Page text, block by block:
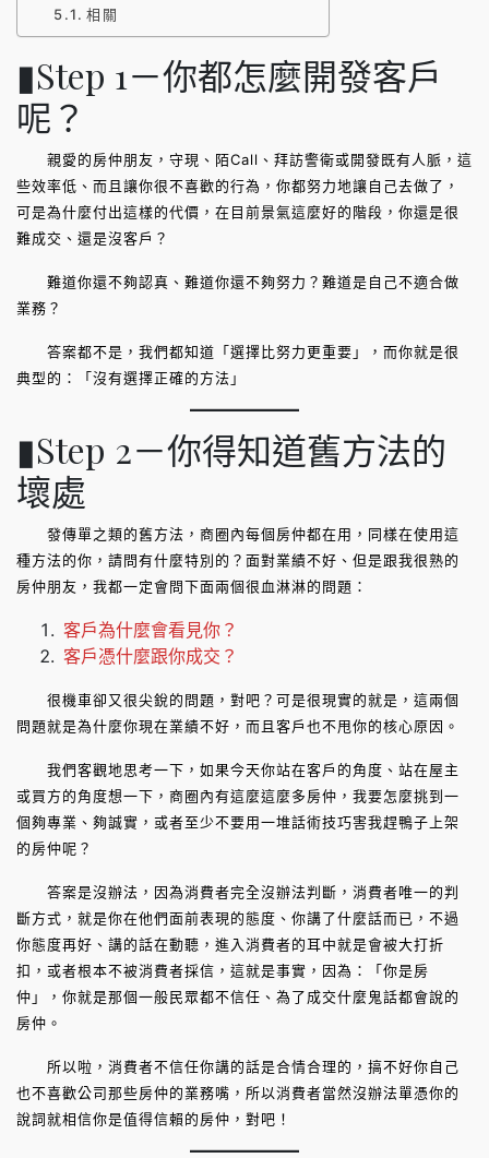
相關
▮Step 1－你都怎麼開發客戶
呢？
親愛的房仲朋友，守現、陌Call、拜訪警衛或開發既有人脈，這
些效率低、而且讓你很不喜歡的行為，你都努力地讓自己去做了，
可是為什麼付出這樣的代價，在目前景氣這麼好的階段，你還是很
難成交、還是沒客戶？
難道你還不夠認真、難道你還不夠努力？難道是自己不適合做
業務？
答案都不是，我們都知道「選擇比努力更重要」，而你就是很
典型的：「沒有選擇正確的方法」
▮Step 2－你得知道舊方法的
壞處
發傳單之類的舊方法，商圈內每個房仲都在用，同樣在使用這
種方法的你，請問有什麼特別的？面對業績不好、但是跟我很熟的
房仲朋友，我都一定會問下面兩個很血淋淋的問題：
客戶為什麼會看見你？
客戶憑什麼跟你成交？
很機車卻又很尖銳的問題，對吧？可是很現實的就是，這兩個
問題就是為什麼你現在業績不好，而且客戶也不甩你的核心原因。
我們客觀地思考一下，如果今天你站在客戶的角度、站在屋主
或買方的角度想一下，商圈內有這麼這麼多房仲，我要怎麼挑到一
個夠專業、夠誠實，或者至少不要用一堆話術技巧害我趕鴨子上架
的房仲呢？
答案是沒辦法，因為消費者完全沒辦法判斷，消費者唯一的判
斷方式，就是你在他們面前表現的態度、你講了什麼話而已，不過
你態度再好、講的話在動聽，進入消費者的耳中就是會被大打折
扣，或者根本不被消費者採信，這就是事實，因為：「你是房
仲」，你就是那個一般民眾都不信任、為了成交什麼鬼話都會說的
房仲。
所以啦，消費者不信任你講的話是合情合理的，搞不好你自己
也不喜歡公司那些房仲的業務嘴，所以消費者當然沒辦法單憑你的
說詞就相信你是值得信賴的房仲，對吧！